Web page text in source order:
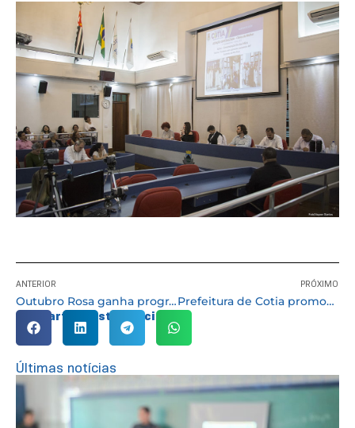
ANTERIOR
Outubro Rosa ganha programação especial em Cotia
PRÓXIMO
Prefeitura de Cotia promoveu grande mobilização no Mês do Trânsito
Compartilhe esta notícia:
Últimas notícias